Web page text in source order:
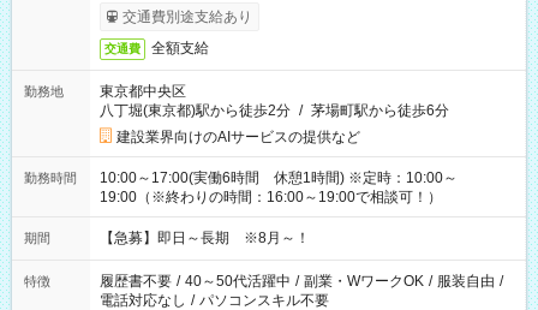
交通費別途支給あり
交通費 全額支給
勤務地
東京都中央区
八丁堀(東京都)駅から徒歩2分 / 茅場町駅から徒歩6分
建設業界向けのAIサービスの提供など
勤務時間
10:00～17:00(実働6時間 休憩1時間) ※定時：10:00～
19:00（※終わりの時間：16:00～19:00で相談可！）
期間 【急募】即日～長期 ※8月～！
特徴 履歴書不要 / 40～50代活躍中 / 副業・WワークOK / 服装自由 /
電話対応なし / パソコンスキル不要